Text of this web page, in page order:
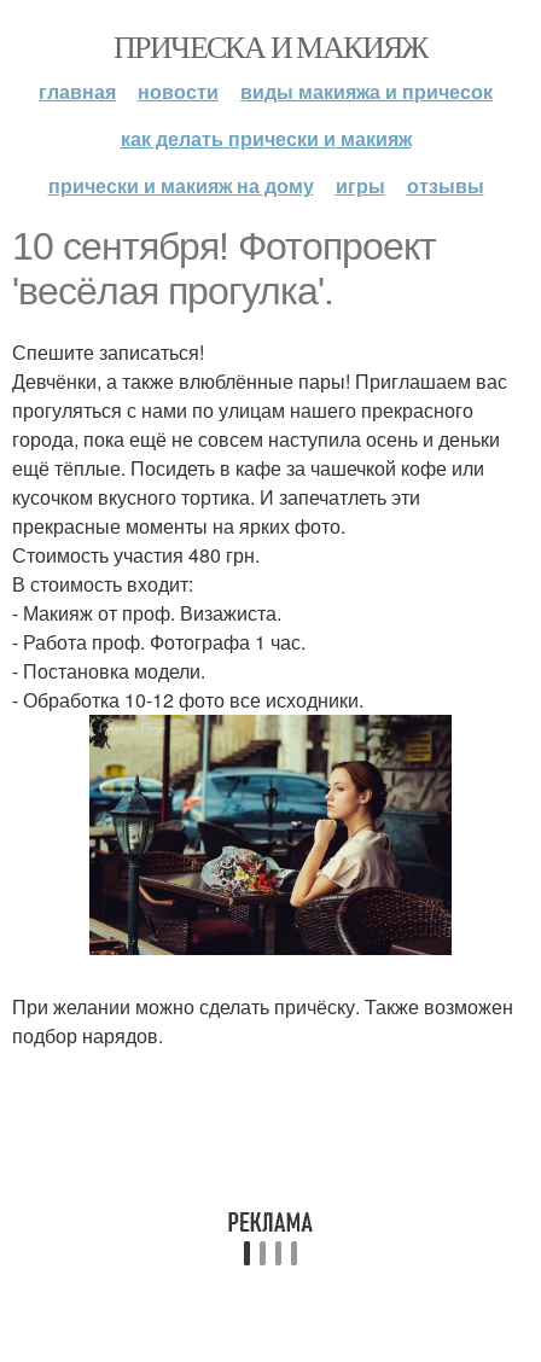
ПРИЧЕСКА И МАКИЯЖ
главная новости
виды макияжа и причесок
как делать прически и макияж
прически и макияж на дому
игры отзывы
10 сентября! Фотопроект
'весёлая прогулка'.
Спешите записаться!
Девчёнки, а также влюблённые пары! Приглашаем вас
прогуляться с нами по улицам нашего прекрасного
города, пока ещё не совсем наступила осень и деньки
ещё тёплые. Посидеть в кафе за чашечкой кофе или
кусочком вкусного тортика. И запечатлеть эти
прекрасные моменты на ярких фото.
Стоимость участия 480 грн.
В стоимость входит:
- Макияж от проф. Визажиста.
- Работа проф. Фотографа 1 час.
- Постановка модели.
- Обработка 10-12 фото все исходники.
При желании можно сделать причёску. Также возможен
подбор нарядов.